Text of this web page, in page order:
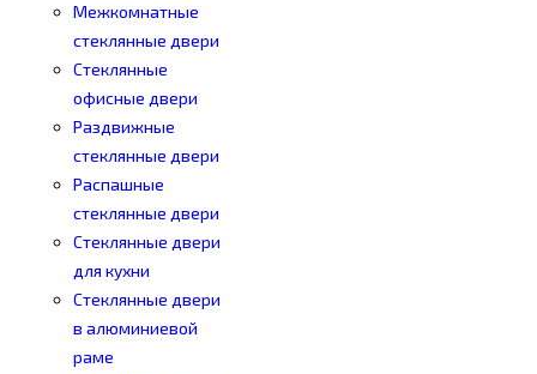
Межкомнатные
стеклянные двери
Стеклянные
офисные двери
Раздвижные
стеклянные двери
Распашные
стеклянные двери
Стеклянные двери
для кухни
Стеклянные двери
в алюминиевой
раме